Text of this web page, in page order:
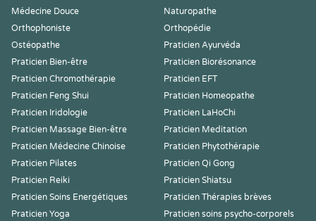
Médecine Douce
Naturopathe
Orthophoniste
Orthopédie
Ostéopathe
Praticien Ayurvéda
Praticien Bien-être
Praticien Biorésonance
Praticien Chromothérapie
Praticien EFT
Praticien Feng Shui
Praticien Homeopathe
Praticien Iridologie
Praticien LaHoChi
Praticien Massage Bien-être
Praticien Meditation
Praticien Médecine Chinoise
Praticien Phytothérapie
Praticien Pilates
Praticien Qi Gong
Praticien Reiki
Praticien Shiatsu
Praticien Soins Energétiques
Praticien Thérapies brèves
Praticien Yoga
Praticien soins psycho-corporels